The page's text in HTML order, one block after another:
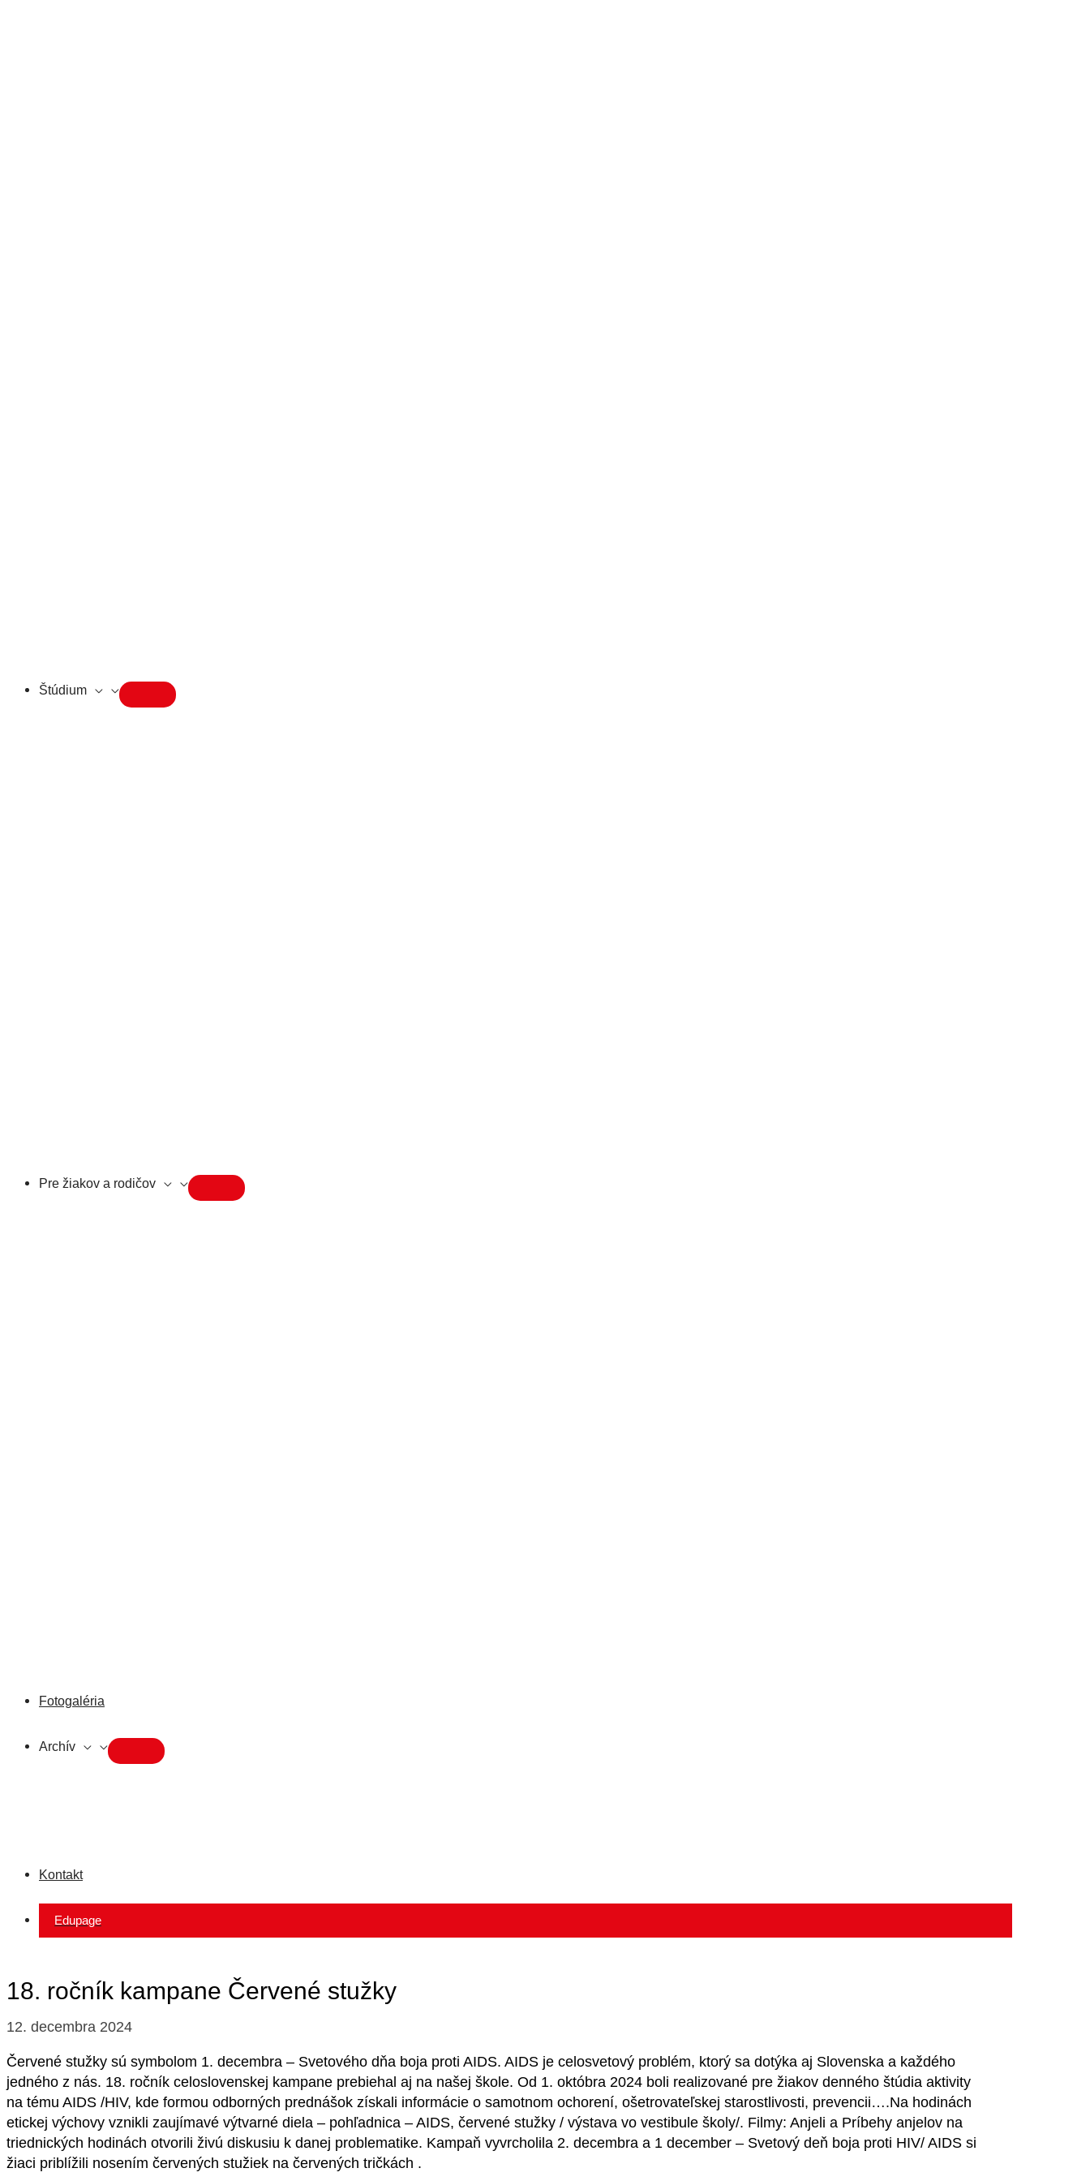
Štúdium
Pre žiakov a rodičov
Fotogaléria
Archív
Kontakt
Edupage
18. ročník kampane Červené stužky
12. decembra 2024
Červené stužky sú symbolom 1. decembra – Svetového dňa boja proti AIDS. AIDS je celosvetový problém, ktorý sa dotýka aj Slovenska a každého
jedného z nás. 18. ročník celoslovenskej kampane prebiehal aj na našej škole. Od 1. októbra 2024 boli realizované pre žiakov denného štúdia aktivity
na tému AIDS /HIV, kde formou odborných prednášok získali informácie o samotnom ochorení, ošetrovateľskej starostlivosti, prevencii….Na hodinách
etickej výchovy vznikli zaujímavé výtvarné diela – pohľadnica – AIDS, červené stužky / výstava vo vestibule školy/. Filmy: Anjeli a Príbehy anjelov na
triednických hodinách otvorili živú diskusiu k danej problematike. Kampaň vyvrcholila 2. decembra a 1 december – Svetový deň boja proti HIV/ AIDS si
žiaci priblížili nosením červených stužiek na červených tričkách .